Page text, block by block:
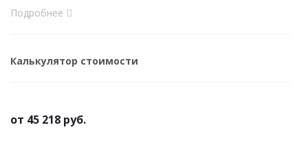
Подробнее
Калькулятор стоимости
от 45 218 руб.